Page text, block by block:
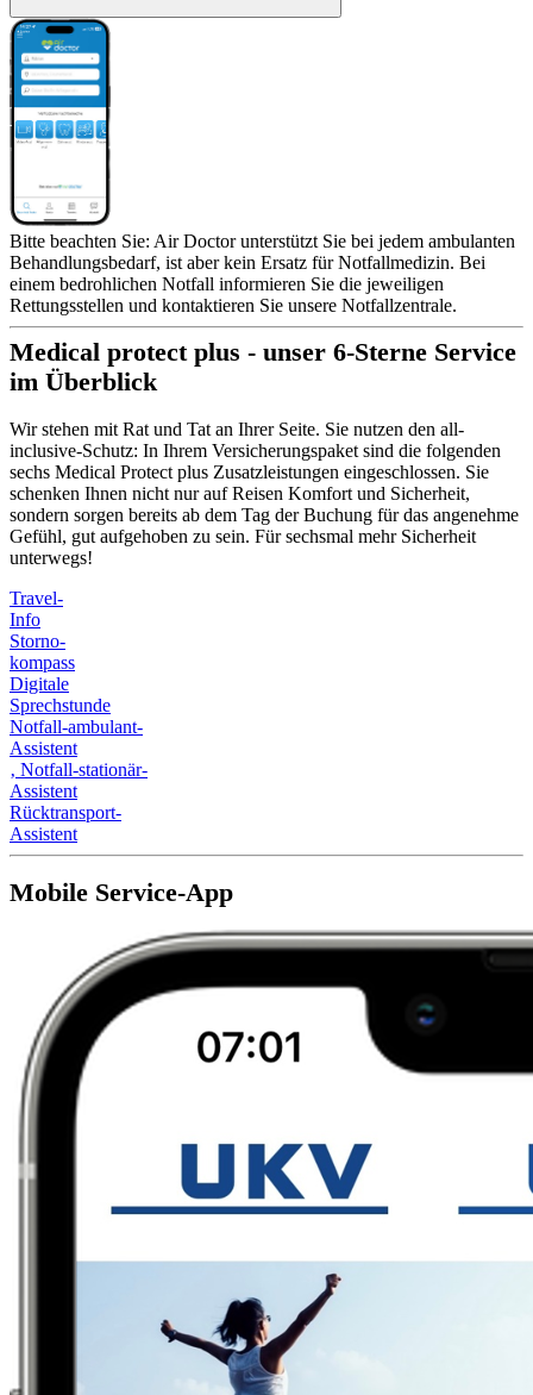
Bitte beachten Sie: Air Doctor unterstützt Sie bei jedem ambulanten
Behandlungsbedarf, ist aber kein Ersatz für Notfallmedizin. Bei
einem bedrohlichen Notfall informieren Sie die jeweiligen
Rettungsstellen und kontaktieren Sie unsere Notfallzentrale.
Medical protect plus - unser 6-Sterne Service
im Überblick
Wir stehen mit Rat und Tat an Ihrer Seite. Sie nutzen den all-
inclusive-Schutz: In Ihrem Versicherungspaket sind die folgenden
sechs Medical Protect plus Zusatzleistungen eingeschlossen. Sie
schenken Ihnen nicht nur auf Reisen Komfort und Sicherheit,
sondern sorgen bereits ab dem Tag der Buchung für das angenehme
Gefühl, gut aufgehoben zu sein. Für sechsmal mehr Sicherheit
unterwegs!
Travel-
Info
Storno-
kompass
Digitale
Sprechstunde
Notfall-ambulant-
Assistent
‚ Notfall-stationär-
Assistent
Rücktransport-
Assistent
Mobile Service-App